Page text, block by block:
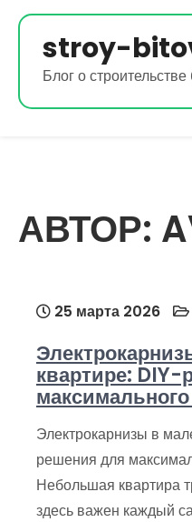
Перейти
содержимому
stroy-
Блог о
АВТОР:
25 марта 2026
квартире:
Электрокарнизы в
решения для
Небольшая квартира
здесь важен каждый